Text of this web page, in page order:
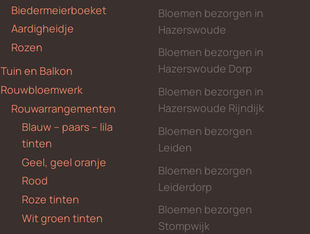
Biedermeierboeket
Aardigheidje
Rozen
Tuin en Balkon
Rouwbloemwerk
Rouwarrangementen
Blauw – paars – lila
tinten
Geel, geel oranje
Rood
Roze tinten
Wit groen tinten
Bloemen bezorgen in
Hazerswoude
Bloemen bezorgen in
Hazerswoude Dorp
Bloemen bezorgen in
Hazerswoude Rijndijk
Bloemen bezorgen
Leiden
Bloemen bezorgen
Leiderdorp
Bloemen bezorgen
Stompwijk